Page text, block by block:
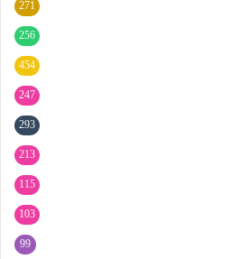
271
256
454
247
293
213
115
103
99